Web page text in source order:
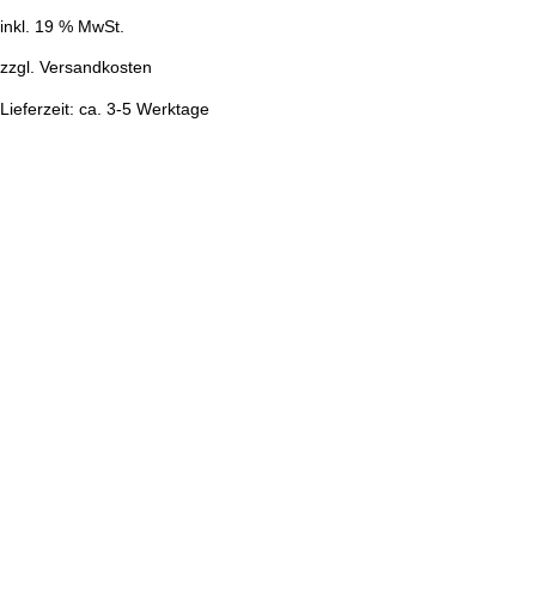
inkl. 19 % MwSt.
zzgl. Versandkosten
Lieferzeit: ca. 3-5 Werktage